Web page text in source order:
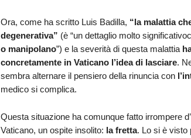
Ora, come ha scritto Luis Badilla, “la malattia
degenerativa” (è “un dettaglio molto
o manipolano”) e la severità di questa malattia
concretamente in Vaticano l’idea di lasciare.
sembra alternare il pensiero della rinuncia con
medico si complica.
Questa situazione ha comunque fatto irrompere
Vaticano, un ospite insolito: la fretta. Lo si è visto